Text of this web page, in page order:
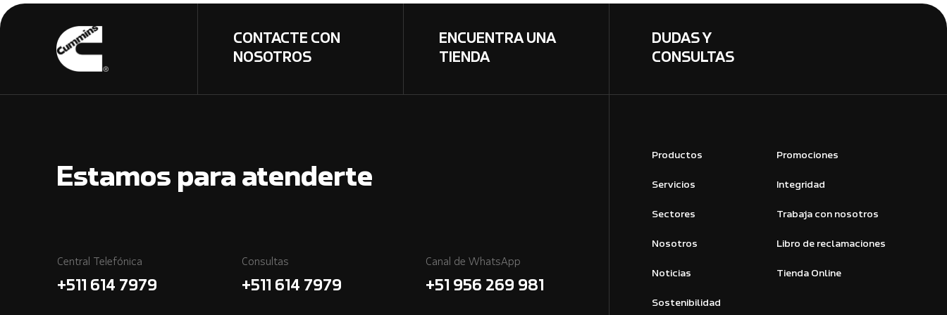
CONTACTE CON
NOSOTROS
ENCUENTRA UNA
TIENDA
DUDAS Y
CONSULTAS
Estamos para atenderte
Central Telefónica
+511 614 7979
Consultas
+511 614 7979
Canal de WhatsApp
+51 956 269 981
Productos
Servicios
Sectores
Nosotros
Noticias
Sostenibilidad
Promociones
Integridad
Trabaja con nosotros
Libro de reclamaciones
Tienda Online